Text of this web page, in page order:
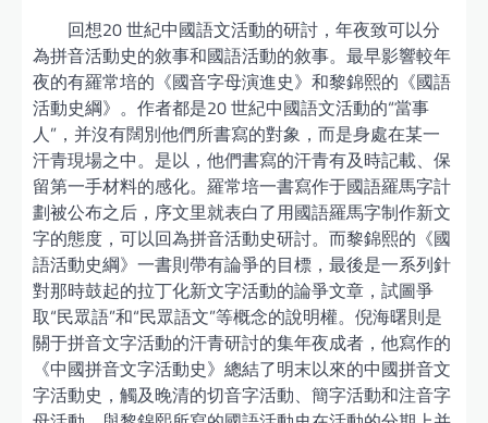
回想20 世紀中國語文活動的研討，年夜致可以分
為拼音活動史的敘事和國語活動的敘事。最早影響較年
夜的有羅常培的《國音字母演進史》和黎錦熙的《國語
活動史綱》。作者都是20 世紀中國語文活動的“當事
人”，并沒有闊別他們所書寫的對象，而是身處在某一
汗青現場之中。是以，他們書寫的汗青有及時記載、保
留第一手材料的感化。羅常培一書寫作于國語羅馬字計
劃被公布之后，序文里就表白了用國語羅馬字制作新文
字的態度，可以回為拼音活動史研討。而黎錦熙的《國
語活動史綱》一書則帶有論爭的目標，最後是一系列針
對那時鼓起的拉丁化新文字活動的論爭文章，試圖爭
取“民眾語”和“民眾語文”等概念的說明權。倪海曙則是
關于拼音文字活動的汗青研討的集年夜成者，他寫作的
《中國拼音文字活動史》總結了明末以來的中國拼音文
字活動史，觸及晚清的切音字活動、簡字活動和注音字